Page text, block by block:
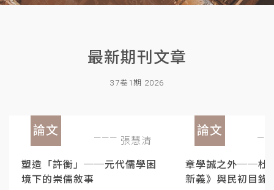
最新期刊文章
37卷1期 2026
論文
張慧清
塑造「許衡」──元代儒學困
境下的崇儒敘事
論文
章學誠之外──杜
新義》與民初目錄